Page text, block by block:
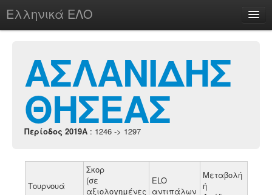
Ελληνικά ΕΛΟ
chesstu.be @ discord
Login
ΑΣΛΑΝΙΔΗΣ
ΘΗΣΕΑΣ
Περίοδος 2019A : 1246 -> 1297
Τουρνουά
Σκορ
(σε
αξιολογημένες
ELO
αντιπάλων
Μεταβολή
ή